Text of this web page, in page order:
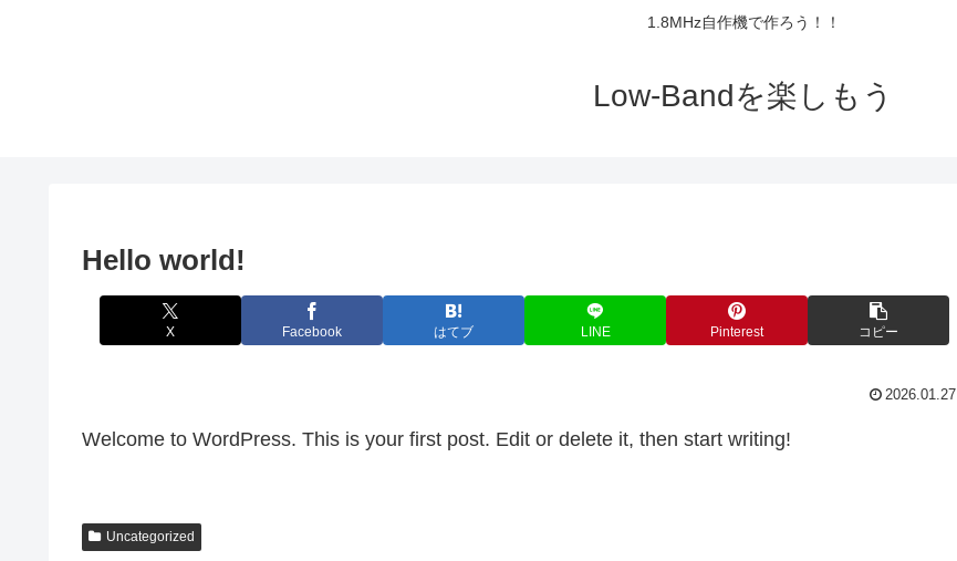
1.8MHz自作機で作ろう！！
Low-Bandを楽しもう
Hello world!
X Facebook はてブ LINE Pinterest コピー
2026.01.27
Welcome to WordPress. This is your first post. Edit or delete it, then start writing!
Uncategorized